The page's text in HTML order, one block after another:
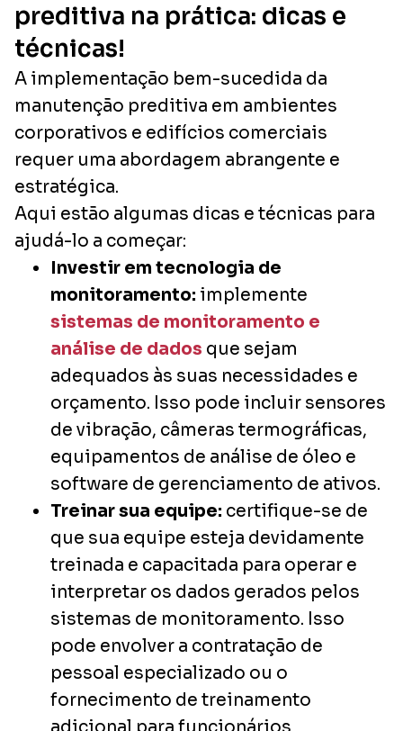
preditiva na prática: dicas e
técnicas!
A implementação bem-sucedida da
manutenção preditiva em ambientes
corporativos e edifícios comerciais
requer uma abordagem abrangente e
estratégica.
Aqui estão algumas dicas e técnicas para
ajudá-lo a começar:
Investir em tecnologia de
monitoramento: implemente
sistemas de monitoramento e
análise de dados que sejam
adequados às suas necessidades e
orçamento. Isso pode incluir sensores
de vibração, câmeras termográficas,
equipamentos de análise de óleo e
software de gerenciamento de ativos.
Treinar sua equipe: certifique-se de
que sua equipe esteja devidamente
treinada e capacitada para operar e
interpretar os dados gerados pelos
sistemas de monitoramento. Isso
pode envolver a contratação de
pessoal especializado ou o
fornecimento de treinamento